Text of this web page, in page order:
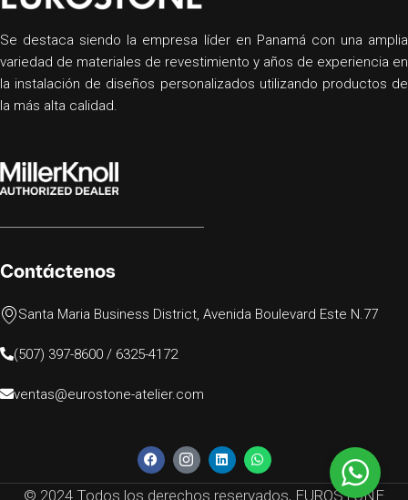
Se destaca siendo la empresa líder en Panamá con una amplia
variedad de materiales de revestimiento y años de experiencia en
la instalación de diseños personalizados utilizando productos de
la más alta calidad.
Contáctenos
Santa Maria Business District, Avenida Boulevard Este N.77
(507) 397-8600 / 6325-4172
ventas@eurostone-atelier.com
© 2024 Todos los derechos reservados, EUROSTONE